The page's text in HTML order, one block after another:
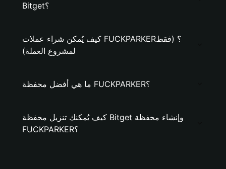
Bitget؟
كيف يُمكن شراء عملات FUCKPARKER؟ (فقط
لمشروع العملة)
ما هي أفضل محفظة FUCKPARKER؟
كيف يُمكنك تنزيل محفظة Bitget وإنشاء محفظة
FUCKPARKER؟